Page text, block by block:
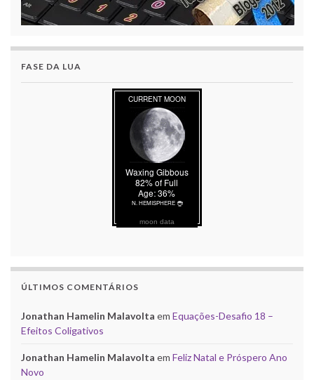
FASE DA LUA
moon data
ÚLTIMOS COMENTÁRIOS
Jonathan Hamelin Malavolta em Equações-Desafio 18 –
Efeitos Coligativos
Jonathan Hamelin Malavolta em Feliz Natal e Próspero Ano
Novo